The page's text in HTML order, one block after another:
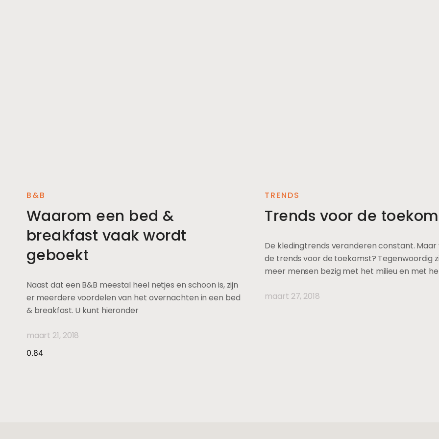
B&B
Waarom een bed &
breakfast vaak wordt
geboekt
Naast dat een B&B meestal heel netjes en schoon is, zijn
er meerdere voordelen van het overnachten in een bed
& breakfast. U kunt hieronder
maart 21, 2018
TRENDS
Trends voor de
De kledingtrends veranderen constant. Maar
de trends voor de toekomst? Tegenwoordig
meer mensen bezig met het milieu en met
maart 27, 2018